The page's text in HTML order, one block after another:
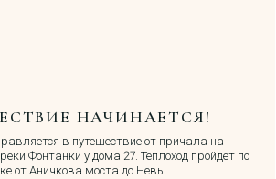
НАЧИНАЕТСЯ!
в путешествие от причала на
Фонтанки у дома 27. Теплоход пройдет по
от Аничкова моста до Невы.